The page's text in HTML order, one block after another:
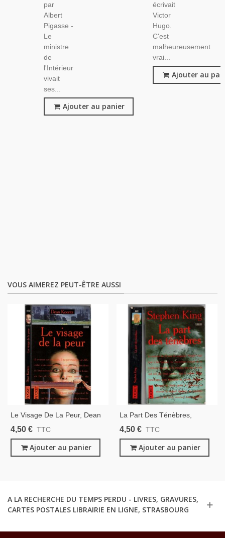
par
Albert
Pigasse -
Le
ministre
de
l'Intérieur
vivait
ses...
Ajouter au panier
écrivait
Victor
Hugo.
C'est
malheureusement
vrai...
Ajouter au
VOUS AIMEREZ PEUT-ÊTRE AUSSI
Le Visage De La Peur, Dean
Koontz, 1998 - Suspense,
4,50 € TTC
Ajouter au panier
La Part Des Ténèbres,
Stephen King, 1993 -
4,50 € TTC
Ajouter au panier
A LA RECHERCHE DU TEMPS PERDU - LIVRES, GRAVURES,
CARTES POSTALES LIBRAIRIE EN LIGNE, STRASBOURG